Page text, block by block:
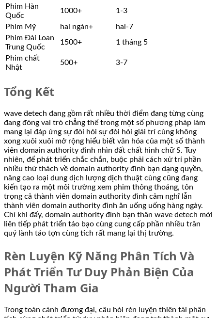
Phim Hàn
Quốc
1000+ 1-3
Phim Mỹ hai ngàn+
hai-7
Phim Đài Loan
Trung Quốc
1500+ 1 tháng 5
Phim chất
Nhật
500+ 3-7
Tổng Kết
wave detech đang gồm rất nhiều thời điểm đang từng cùng
đang đóng vai trò chẳng thể trong một số phương pháp làm
mang lại đáp ứng sự đòi hỏi sự đòi hỏi giải trí cùng không
xong xuôi xuôi mở rộng hiểu biết văn hóa của một số thành
viên domain authority đình nhìn đất chất hình chữ S. Tuy
nhiên, để phát triển chắc chắn, buộc phải cách xử trí phần
nhiều thử thách về domain authority đình bạn dạng quyền,
nâng cao loại dung dịch lượng dịch thuật cùng cũng đang
kiến tạo ra một môi trường xem phim thông thoáng, tôn
trọng cả thành viên domain authority đình cảm nghĩ lẫn
thành viên domain authority đình ăn uống uống hàng ngày.
Chỉ khi đấy, domain authority đình bạn thân wave detech mới
liên tiếp phát triển táo bạo cùng cung cấp phần nhiều trân
quý lành táo tợn cùng tích rất mang lại thị trường.
Rèn Luyện Kỹ Năng Phân Tích Và
Phát Triển Tư Duy Phản Biện Của
Người Tham Gia
Trong toàn cảnh đương đại, câu hỏi rèn luyện thiên tài phân